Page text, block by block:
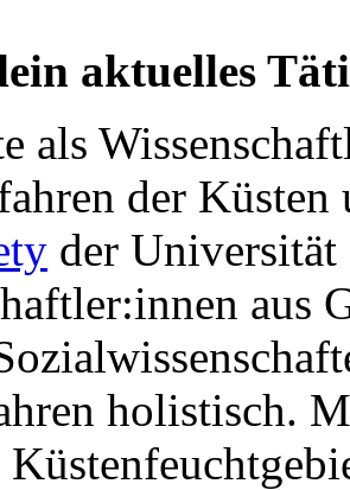
aktuelles
als
der
der
aus
holistisch.